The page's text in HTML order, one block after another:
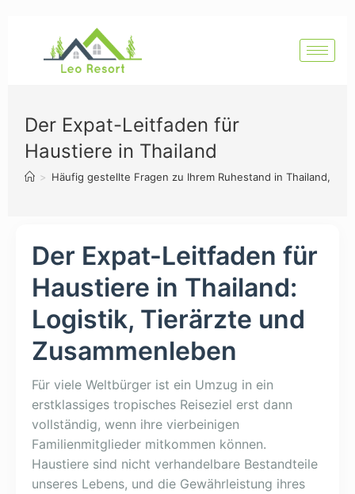
Der Expat-Leitfaden für
Haustiere in Thailand
> Häufig gestellte Fragen zu Ihrem Ruhestand in Thailand,
Der Expat-Leitfaden für
Haustiere in Thailand:
Logistik, Tierärzte und
Zusammenleben
Für viele Weltbürger ist ein Umzug in ein
erstklassiges tropisches Reiseziel erst dann
vollständig, wenn ihre vierbeinigen
Familienmitglieder mitkommen können.
Haustiere sind nicht verhandelbare Bestandteile
unseres Lebens, und die Gewährleistung ihres